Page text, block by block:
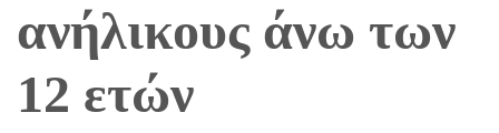
ανήλικους άνω των
12 ετών